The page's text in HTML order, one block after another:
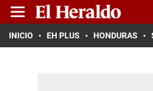
INICIO EH PLUS HONDURAS